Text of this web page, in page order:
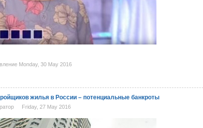
Monday, 30 May 2016
жилья в России – потенциальные банкроты
Friday, 27 May 2016